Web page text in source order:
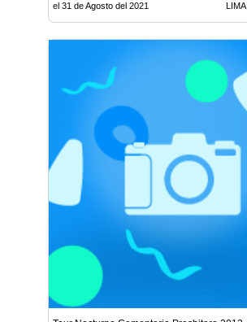
el 31 de Agosto del 2021 LIMA